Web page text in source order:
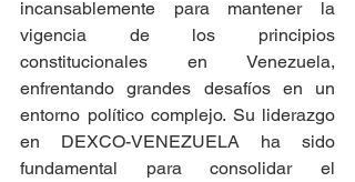
incansablemente para mantener la
vigencia de los principios
constitucionales en Venezuela,
enfrentando grandes desafíos en un
entorno político complejo. Su liderazgo
en DEXCO-VENEZUELA ha sido
fundamental para consolidar el